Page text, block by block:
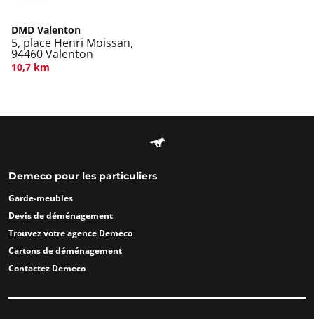
DMD Valenton
5, place Henri Moissan,
94460 Valenton
10,7 km
Demeco pour les particuliers
Garde-meubles
Devis de déménagement
Trouvez votre agence Demeco
Cartons de déménagement
Contactez Demeco